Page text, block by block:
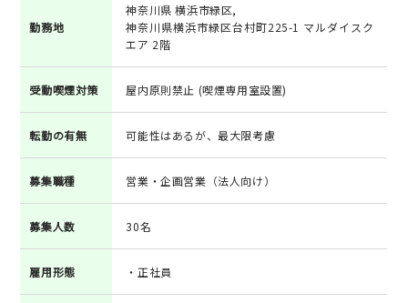
勤務地
神奈川県 横浜市緑区,
神奈川県横浜市緑区台村町225-1 マルダイスク
エア 2階
受動喫煙対策 屋内原則禁止 (喫煙専用室設置)
転勤の有無 可能性はあるが、最大限考慮
募集職種 営業・企画営業（法人向け）
募集人数 30名
雇用形態 ・正社員